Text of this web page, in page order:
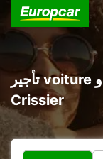
تأجير voiture و utilitaire في Lausanne
Crissier